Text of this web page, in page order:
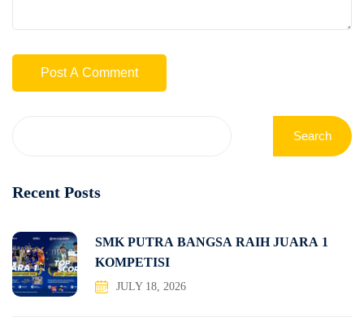
Search
Recent Posts
SMK PUTRA BANGSA RAIH JUARA 1
KOMPETISI
JULY 18, 2026